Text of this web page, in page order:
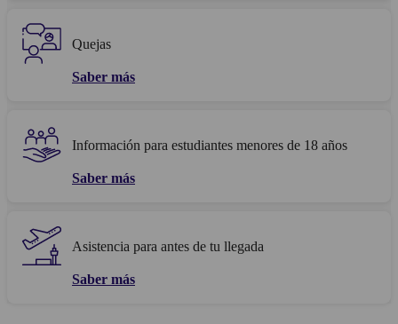
Quejas
Saber más
Información para estudiantes menores de 18 años
Saber más
Asistencia para antes de tu llegada
Saber más